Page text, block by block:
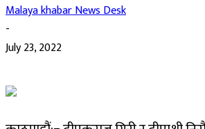
Malaya khabar News Desk
-
July 23, 2022